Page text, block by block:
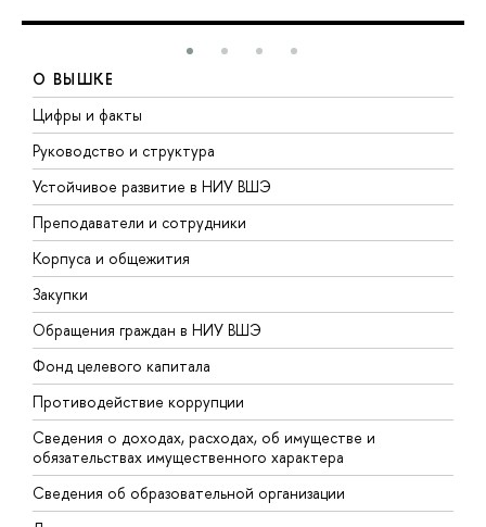
О ВЫШКЕ
Цифры и факты
Руководство и структура
Устойчивое развитие в НИУ ВШЭ
Преподаватели и сотрудники
Корпуса и общежития
Закупки
Обращения граждан в НИУ ВШЭ
Фонд целевого капитала
Противодействие коррупции
Сведения о доходах, расходах, об имуществе и
обязательствах имущественного характера
Сведения об образовательной организации